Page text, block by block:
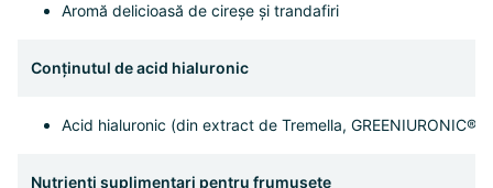
Aromă delicioasă de cireșe și trandafiri
Conținutul de acid hialuronic
Acid hialuronic (din extract de Tremella, GREENIURONIC®)
Nutrienți suplimentari pentru frumusețe